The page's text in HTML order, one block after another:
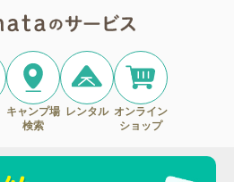
キャンプ場
検索
レンタル オンライン
ショップ